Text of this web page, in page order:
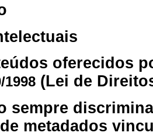
oferecidos
1998 (Lei de
sempre
metadados